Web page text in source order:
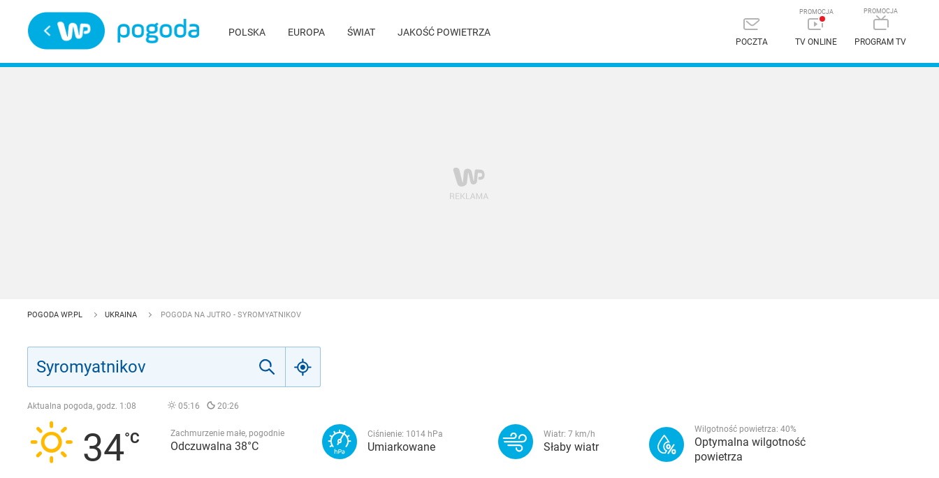
POLSKA EUROPA ŚWIAT JAKOŚĆ POWIETRZA
POCZTA TV ONLINE PROGRAM TV
POGODA WP.PL UKRAINA POGODA NA JUTRO - SYROMYATNIKOV
Aktualna pogoda, godz. 1:08 05:16 20:26
34 Zachmurzenie małe, pogodnie
Odczuwalna 38°C
Ciśnienie: 1014 hPa
Umiarkowane
Wiatr: 7 km/h
Słaby wiatr
Wilgotność powietrza: 40%
Optymalna wilgotność
powietrza